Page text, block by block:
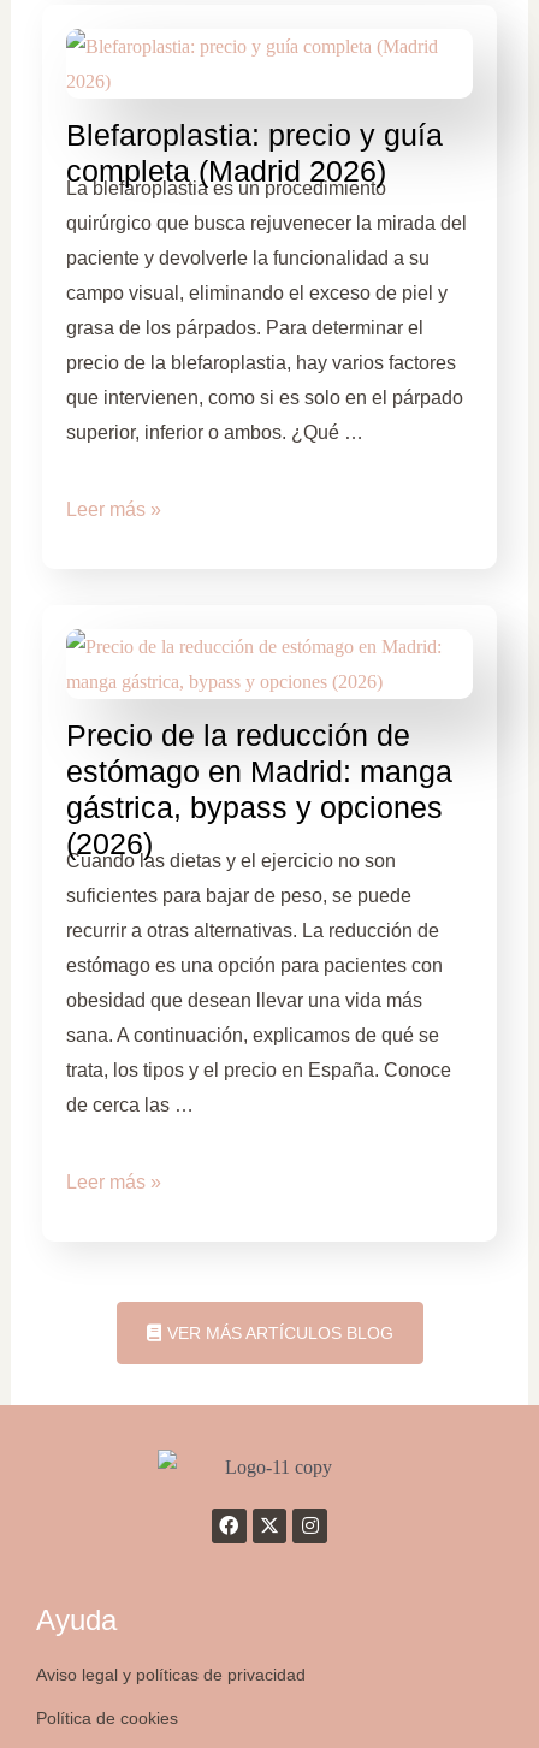
Blefaroplastia: precio y guía
completa (Madrid 2026)
La blefaroplastia es un procedimiento
quirúrgico que busca rejuvenecer la mirada del
paciente y devolverle la funcionalidad a su
campo visual, eliminando el exceso de piel y
grasa de los párpados. Para determinar el
precio de la blefaroplastia, hay varios factores
que intervienen, como si es solo en el párpado
superior, inferior o ambos. ¿Qué …
Leer más »
Precio de la reducción de
estómago en Madrid: manga
gástrica, bypass y opciones
(2026)
Cuando las dietas y el ejercicio no son
suficientes para bajar de peso, se puede
recurrir a otras alternativas. La reducción de
estómago es una opción para pacientes con
obesidad que desean llevar una vida más
sana. A continuación, explicamos de qué se
trata, los tipos y el precio en España. Conoce
de cerca las …
Leer más »
VER MÁS ARTÍCULOS BLOG
Ayuda
Aviso legal y políticas de privacidad
Política de cookies